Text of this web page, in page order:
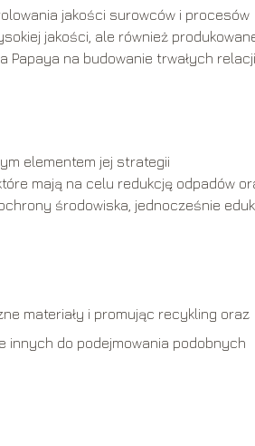
jakości surowców i procesów
jakości, ale również
Papaya na budowanie trwałych
elementem jej strategii
mają na celu redukcję odpadów
środowiska, jednocześnie
materiały i promując recykling oraz
innych do podejmowania podobnych